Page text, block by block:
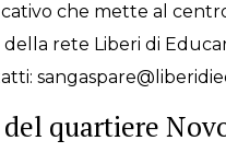
che mette al
rete Liberi di
quartiere